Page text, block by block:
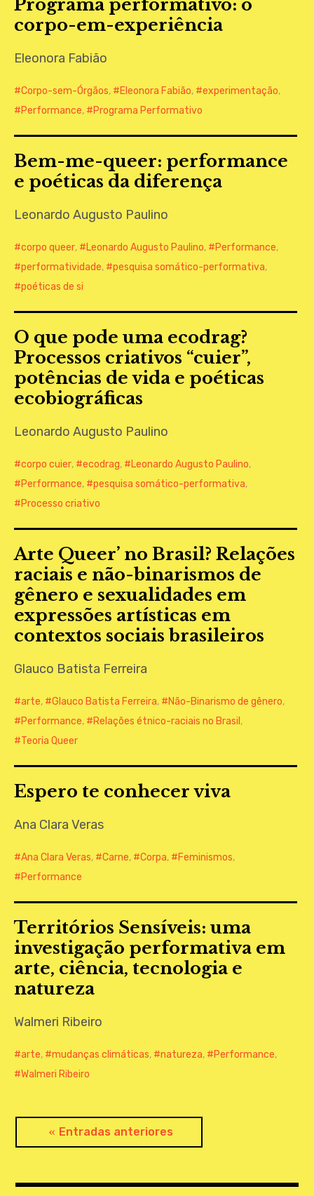
Programa performativo: o
corpo-em-experiência
Eleonora Fabião
Corpo-sem-Órgãos, Eleonora Fabião, experimentação,
Performance, Programa Performativo
Bem-me-queer: performance
e poéticas da diferença
Leonardo Augusto Paulino
corpo queer, Leonardo Augusto Paulino, Performance,
performatividade, pesquisa somático-performativa,
poéticas de si
O que pode uma ecodrag?
Processos criativos “cuier”,
potências de vida e poéticas
ecobiográficas
Leonardo Augusto Paulino
corpo cuier, ecodrag, Leonardo Augusto Paulino,
Performance, pesquisa somático-performativa,
Processo criativo
Arte Queer’ no Brasil? Relações
raciais e não-binarismos de
gênero e sexualidades em
expressões artísticas em
contextos sociais brasileiros
Glauco Batista Ferreira
arte, Glauco Batista Ferreira, Não-Binarismo de gênero,
Performance, Relações étnico-raciais no Brasil ,
Teoria Queer
Espero te conhecer viva
Ana Clara Veras
Ana Clara Veras, Carne, Corpa, Feminismos,
Performance
Territórios Sensíveis: uma
investigação performativa em
arte, ciência, tecnologia e
natureza
Walmeri Ribeiro
arte, mudanças climáticas, natureza, Performance,
Walmeri Ribeiro
Navegación
entradas
Entradas anteriores